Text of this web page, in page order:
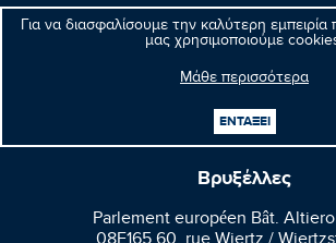
Για να διασφαλίσουμε την καλύτερη
μας χρησιμοποιούμε
Μάθε περισσότερα
ΕΝΤΑΞΕΙ
Μανώλης
Κεφαλογιάννης
Ευρωβουλευτής
Βρυξέλλες
Parlement européen Bât.